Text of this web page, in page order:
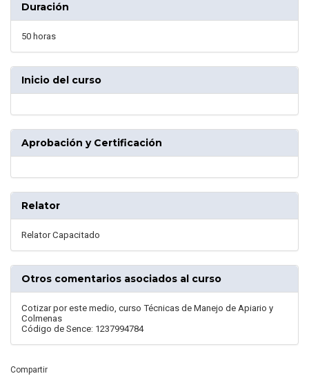
Duración
50 horas
Inicio del curso
Aprobación y Certificación
Relator
Relator Capacitado
Otros comentarios asociados al curso
Cotizar por este medio, curso Técnicas de Manejo de Apiario y
Colmenas
Código de Sence: 1237994784
Compartir